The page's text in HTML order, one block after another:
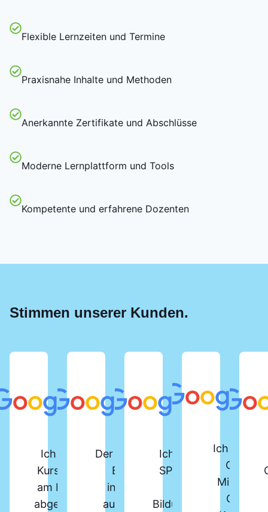
Flexible Lernzeiten und Termine
Praxisnahe Inhalte und Methoden
Anerkannte Zertifikate und Abschlüsse
Moderne Lernplattform und Tools
Kompetente und erfahrene Dozenten
Stimmen unserer Kunden.
Ich habe vor Kurzem den
Kurs „SPS-Programmierer“
am Berger Bildungsinstitut
abgeschlossen. Der Kurs ist
Der SPS-Lehrgang beim
Berger Institut ist
insgesamt sehr gut
aufgebaut und bietet
Ich habe den
SPS-Kurs am
Bildungsinstitut
Ich habe
Online-
Office-